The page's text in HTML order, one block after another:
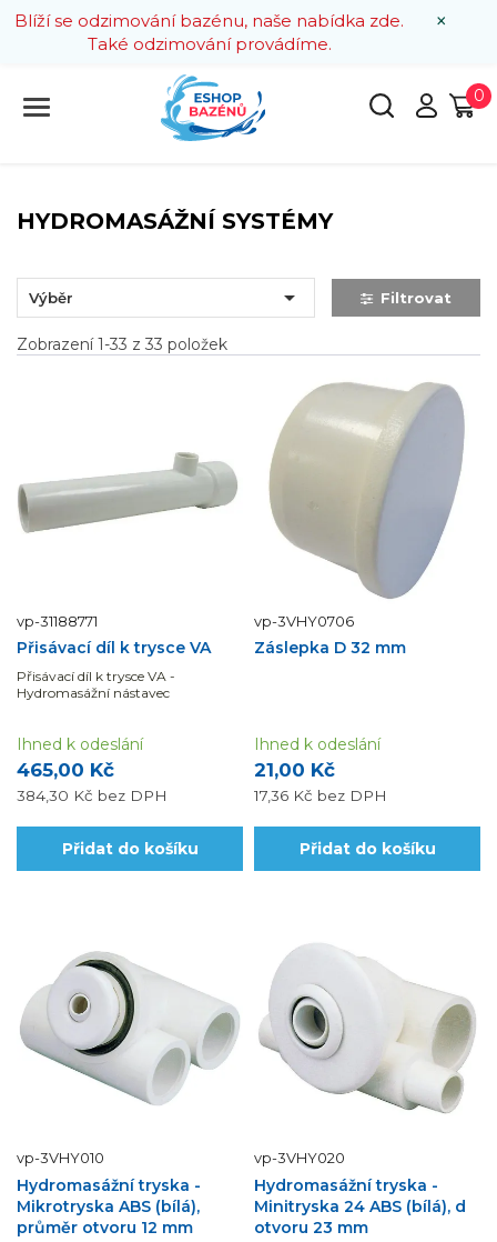
×
Blíží se odzimování bazénu, naše nabídka zde.
Také odzimování provádíme.
0
HYDROMASÁŽNÍ SYSTÉMY
Výběr  Filtrovat
Zobrazení 1-33 z 33 položek
vp-31188771
Přisávací díl k trysce VA
Přisávací díl k trysce VA -
Hydromasážní nástavec
465,00 Kč
384,30 Kč bez DPH
Ihned k odeslání
Přidat do košíku
vp-3VHY0706
Záslepka D 32 mm
21,00 Kč
17,36 Kč bez DPH
Ihned k odeslání
Přidat do košíku
vp-3VHY010
Hydromasážní tryska -
Mikrotryska ABS (bílá),
průměr otvoru 12 mm
vp-3VHY020
Hydromasážní tryska -
Minitryska 24 ABS (bílá), d
otvoru 23 mm